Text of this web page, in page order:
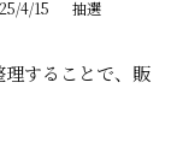
4/15 抽選
することで、販